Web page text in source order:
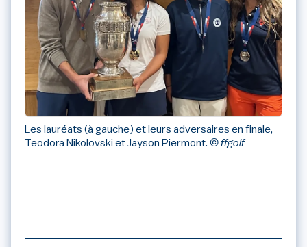
Les lauréats (à gauche) et leurs adversaires en finale,
Teodora Nikolovski et Jayson Piermont. © ffgolf